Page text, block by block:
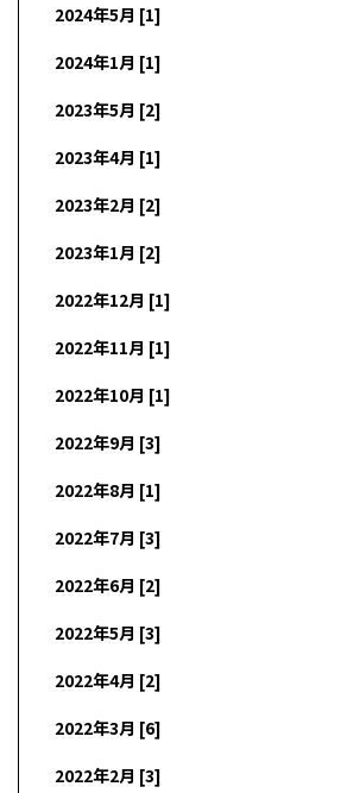
2024年5月 [1]
2024年1月 [1]
2023年5月 [2]
2023年4月 [1]
2023年2月 [2]
2023年1月 [2]
2022年12月 [1]
2022年11月 [1]
2022年10月 [1]
2022年9月 [3]
2022年8月 [1]
2022年7月 [3]
2022年6月 [2]
2022年5月 [3]
2022年4月 [2]
2022年3月 [6]
2022年2月 [3]